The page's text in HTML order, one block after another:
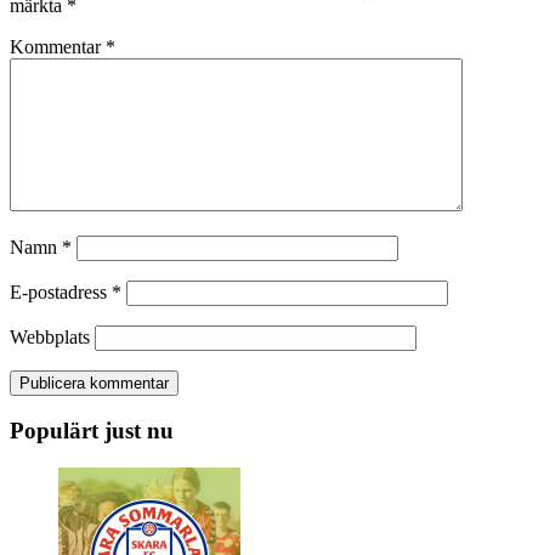
märkta *
Kommentar *
Namn *
E-postadress *
Webbplats
Populärt just nu